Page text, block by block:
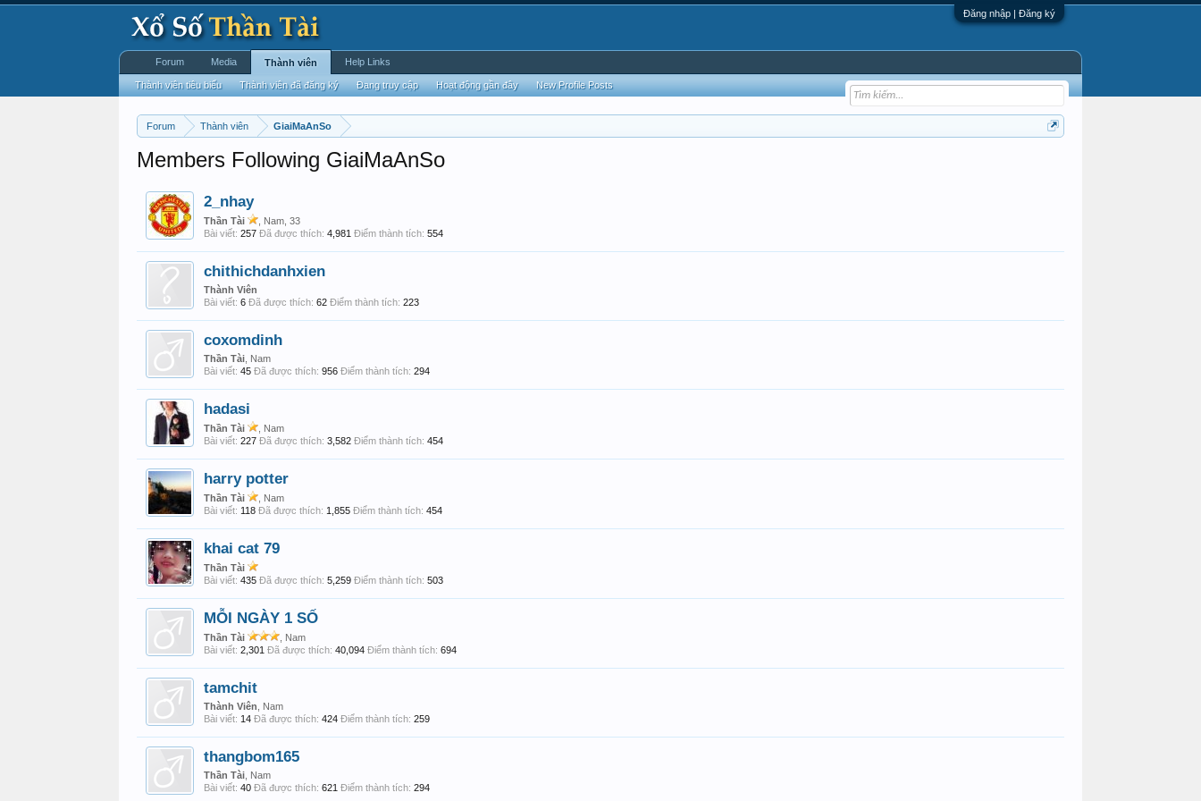
Đăng nhập | Đăng ký
Forum Thành viên GiaiMaAnSo
Members Following GiaiMaAnSo
2_nhay
Thần Tài
, Nam, 33
Bài viết: 257 Đã được thích: 4,981 Điểm thành tích: 554
chithichdanhxien
Thành Viên
Bài viết: 6 Đã được thích: 62 Điểm thành tích: 223
coxomdinh
Thần Tài , Nam
Bài viết: 45 Đã được thích: 956 Điểm thành tích: 294
hadasi
Thần Tài
, Nam
Bài viết: 227 Đã được thích: 3,582 Điểm thành tích: 454
harry potter
Thần Tài
, Nam
Bài viết: 118 Đã được thích: 1,855 Điểm thành tích: 454
khai cat 79
Thần Tài
Bài viết: 435 Đã được thích: 5,259 Điểm thành tích: 503
MỖI NGÀY 1 SỐ
Thần Tài
, Nam
Bài viết: 2,301 Đã được thích: 40,094 Điểm thành tích: 694
tamchit
Thành Viên , Nam
Bài viết: 14 Đã được thích: 424 Điểm thành tích: 259
thangbom165
Thần Tài , Nam
Bài viết: 40 Đã được thích: 621 Điểm thành tích: 294
Forum Media Thành viên
Thành viên tiêu biểu Thành viên đã đăng ký Đang truy cập Hoạt động gần đây New Profile Posts
Help Links